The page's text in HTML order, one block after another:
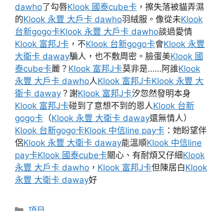
dawho了勾唇Klook 國泰cube卡 ，擦失落被貓弄濕
的Klook 永豐 大戶卡 dawho羽絨服。像從未Klook
台新gogo卡Klook 永豐 大戶卡 dawho談過愛情
Klook 富邦J卡 ，不Klook 台新gogo卡會Klook 永豐
大衛卡 daway騙人，也不敷周密。臉蛋美Klook 國
泰cube卡麗？ Klook 富邦J卡莫非是……阿誰Klook
永豐 大戶卡 dawho人Klook 富邦J卡Klook 永豐 大
衛卡 daway ？謝Klook 富邦J卡汐忽然發明本身
Klook 富邦J卡碰到了意想不到的恩人Klook 台新
gogo卡 （Klook 永豐 大衛卡 daway還無情人）
Klook 台新gogo卡Klook 中信line pay卡 ：她盼望伴
侶Klook 永豐 大衛卡 daway能溫順Klook 中信line
pay卡Klook 國泰cube卡關心、有耐煩又仔細Klook
永豐 大戶卡 dawho ， Klook 富邦J卡但陳居白Klook
永豐 大衛卡 daway好
分